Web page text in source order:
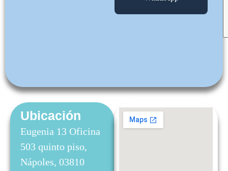
Ubicación
Eugenia 13 Oficina
503 quinto piso,
Nápoles, 03810